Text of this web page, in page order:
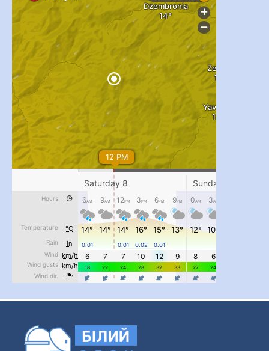
#PipIvanToday...
pimrec_project